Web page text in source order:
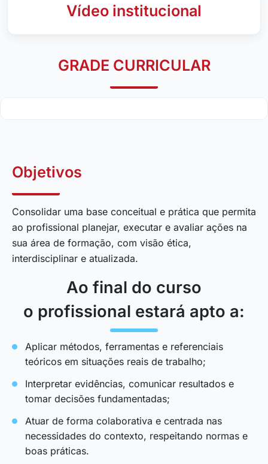
Vídeo institucional
GRADE CURRICULAR
Objetivos
Consolidar uma base conceitual e prática que permita
ao profissional planejar, executar e avaliar ações na
sua área de formação, com visão ética,
interdisciplinar e atualizada.
Ao final do curso
o profissional estará apto a:
Aplicar métodos, ferramentas e referenciais
teóricos em situações reais de trabalho;
Interpretar evidências, comunicar resultados e
tomar decisões fundamentadas;
Atuar de forma colaborativa e centrada nas
necessidades do contexto, respeitando normas e
boas práticas.